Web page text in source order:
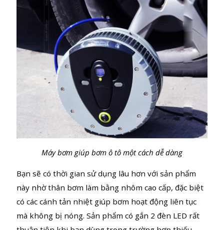
theo công nghệ mới nhất sẽ giảm tiếng ồn tối đa
không gian quanh bạn khi hoạt động, độ ồn này đã
được chứng nhận dưới 86dB.
Máy bơm giúp bơm ô tô một cách dễ dàng